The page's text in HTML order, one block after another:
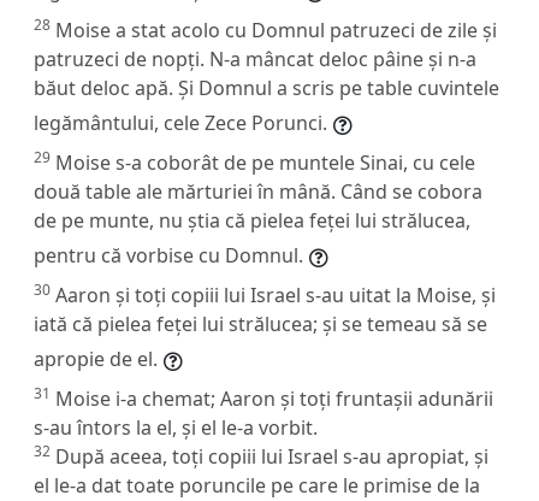
28 Moise a stat acolo cu Domnul patruzeci de zile și
patruzeci de nopți. N-a mâncat deloc pâine și n-a
băut deloc apă. Și Domnul a scris pe table cuvintele
legământului, cele Zece Porunci.
29 Moise s-a coborât de pe muntele Sinai, cu cele
două table ale mărturiei în mână. Când se cobora
de pe munte, nu știa că pielea feței lui strălucea,
pentru că vorbise cu Domnul.
30 Aaron și toți copiii lui Israel s-au uitat la Moise, și
iată că pielea feței lui strălucea; și se temeau să se
apropie de el.
31 Moise i-a chemat; Aaron și toți fruntașii adunării
s-au întors la el, și el le-a vorbit.
32 După aceea, toți copiii lui Israel s-au apropiat, și
el le-a dat toate poruncile pe care le primise de la